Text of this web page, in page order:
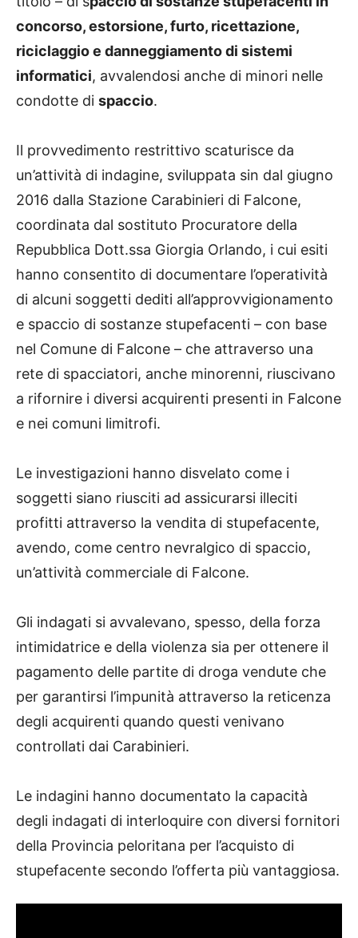
concorso, estorsione, furto, ricettazione,
riciclaggio e danneggiamento di sistemi
informatici, avvalendosi anche di minori nelle
condotte di spaccio.
Il provvedimento restrittivo scaturisce da
un’attività di indagine, sviluppata sin dal giugno
2016 dalla Stazione Carabinieri di Falcone,
coordinata dal sostituto Procuratore della
Repubblica Dott.ssa Giorgia Orlando, i cui esiti
hanno consentito di documentare l’operatività
di alcuni soggetti dediti all’approvvigionamento
e spaccio di sostanze stupefacenti – con base
nel Comune di Falcone – che attraverso una
rete di spacciatori, anche minorenni, riuscivano
a rifornire i diversi acquirenti presenti in Falcone
e nei comuni limitrofi.
Le investigazioni hanno disvelato come i
soggetti siano riusciti ad assicurarsi illeciti
profitti attraverso la vendita di stupefacente,
avendo, come centro nevralgico di spaccio,
un’attività commerciale di Falcone.
Gli indagati si avvalevano, spesso, della forza
intimidatrice e della violenza sia per ottenere il
pagamento delle partite di droga vendute che
per garantirsi l’impunità attraverso la reticenza
degli acquirenti quando questi venivano
controllati dai Carabinieri.
Le indagini hanno documentato la capacità
degli indagati di interloquire con diversi fornitori
della Provincia peloritana per l’acquisto di
stupefacente secondo l’offerta più vantaggiosa.